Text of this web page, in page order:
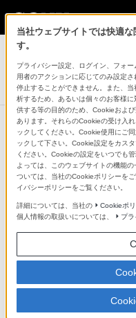
デジタルペーパー
デジタルペーパー
DPT-S1
●：対応 -：該当なし
仕様表
基本情報
ディスプレイ
13.3型フレキシブル電
ト）搭載16階調グレー
タッチパネル
電磁誘導方式ペン入力
当社ウェブサイトでは快適
す。
プライバシー設定、ログイン、フォ
用者のアクションに応じてのみ設定
停止することができません。また、
析するため、あるいは個々のお客様
供する等の目的のため、Cookieおよ
あります。それらのCookieの受け入
ックしてください。Cookie使用にご
ックして下さい。Cookie設定をカス
ください。Cookieの設定をいつでも
よっては、このウェブサイトの機能
ついては、当社のCookieポリシーを
イバシーポリシーをご覧ください。
詳細については、当社の Cookieポ
個人情報の取扱いについては、
プ